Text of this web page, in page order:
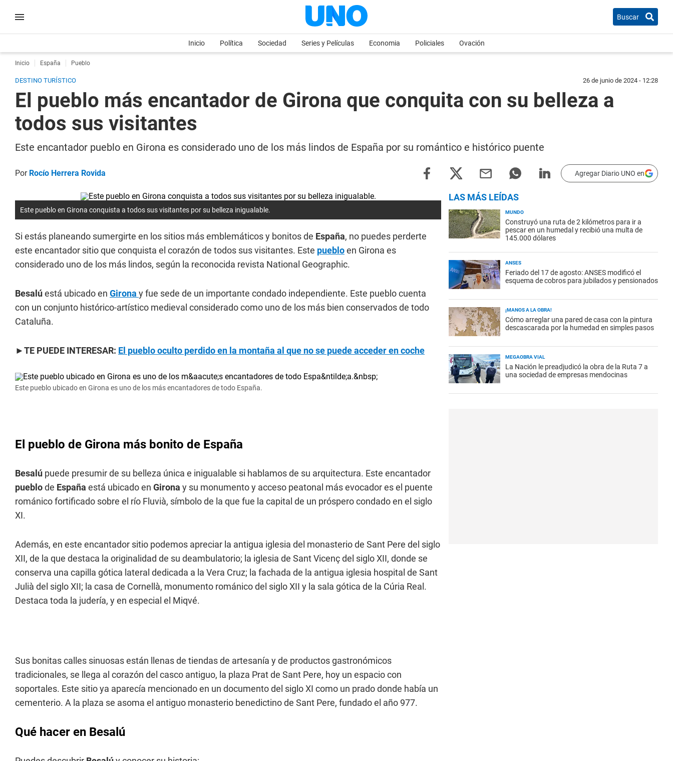
Buscar
Inicio Política Sociedad Series y Películas Economia Policiales Ovación
Inicio España Pueblo
DESTINO TURÍSTICO 26 de junio de 2024 - 12:28
El pueblo más encantador de Girona que conquita con su belleza a
todos sus visitantes
Este encantador pueblo en Girona es considerado uno de los más lindos de España por su romántico e histórico puente
Por Rocío Herrera Rovida Agregar Diario UNO en
Este pueblo en Girona conquista a todos sus visitantes por su belleza inigualable.
Si estás planeando sumergirte en los sitios más emblemáticos y bonitos de España, no puedes perderte
este encantador sitio que conquista el corazón de todos sus visitantes. Este puebloen Girona es
considerado uno de los más lindos, según la reconocida revista National Geographic.
Besalúestá ubicado en Girona y fue sede de un importante condado independiente. Este pueblo cuenta
con un conjunto histórico-artístico medieval considerado como uno de los más bien conservados de todo
Cataluña.
►TE PUEDE INTERESAR: El pueblo oculto perdido en la montaña al que no se puede acceder en coche
Este pueblo ubicado en Girona es uno de los más encantadores de todo España.
El pueblo de Girona más bonito de España
Besalú puede presumir de su belleza única e inigualable si hablamos de su arquitectura. Este encantador
pueblode España está ubicado en Girona y su monumento y acceso peatonal más evocador es el puente
románico fortificado sobre el río Fluvià, símbolo de la que fue la capital de un próspero condado en el siglo
XI.
Además, en este encantador sitio podemos apreciar la antigua iglesia del monasterio de Sant Pere del siglo
XII, de la que destaca la originalidad de su deambulatorio; la iglesia de Sant Vicenç del siglo XII, donde se
conserva una capilla gótica lateral dedicada a la Vera Cruz; la fachada de la antigua iglesia hospital de Sant
Julià del siglo XII; la casa de Cornellà, monumento románico del siglo XII y la sala gótica de la Cúria Real.
Destaca toda la judería, y en especial el Miqvé.
Sus bonitas calles sinuosas están llenas de tiendas de artesanía y de productos gastronómicos
tradicionales, se llega al corazón del casco antiguo, la plaza Prat de Sant Pere, hoy un espacio con
soportales. Este sitio ya aparecía mencionado en un documento del siglo XI como un prado donde había un
cementerio. A la plaza se asoma el antiguo monasterio benedictino de Sant Pere, fundado el año 977.
Qué hacer en Besalú
LAS MÁS LEÍDAS
MUNDO
Construyó una ruta de 2 kilómetros para ir a
pescar en un humedal y recibió una multa de
145.000 dólares
ANSES
Feriado del 17 de agosto: ANSES modificó el
esquema de cobros para jubilados y pensionados
¡MANOS A LA OBRA!
Cómo arreglar una pared de casa con la pintura
descascarada por la humedad en simples pasos
MEGAOBRA VIAL
La Nación le preadjudicó la obra de la Ruta 7 a
una sociedad de empresas mendocinas